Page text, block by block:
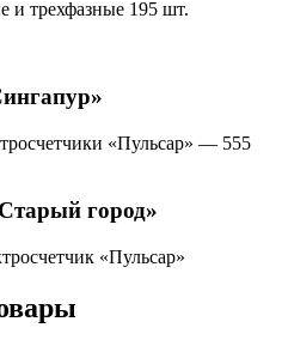
и трехфазные 195 шт.
«Пульсар» — 555
город»
«Пульсар»